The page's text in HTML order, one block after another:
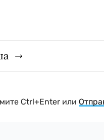
Ctrl+Enter или